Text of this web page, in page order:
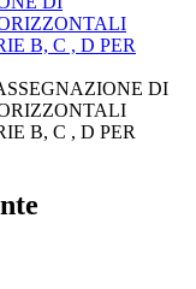
B, C , D PER
DI
B, C , D PER